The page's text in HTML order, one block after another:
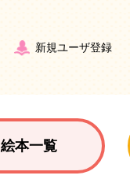
新規ユーザ登録
絵本一覧